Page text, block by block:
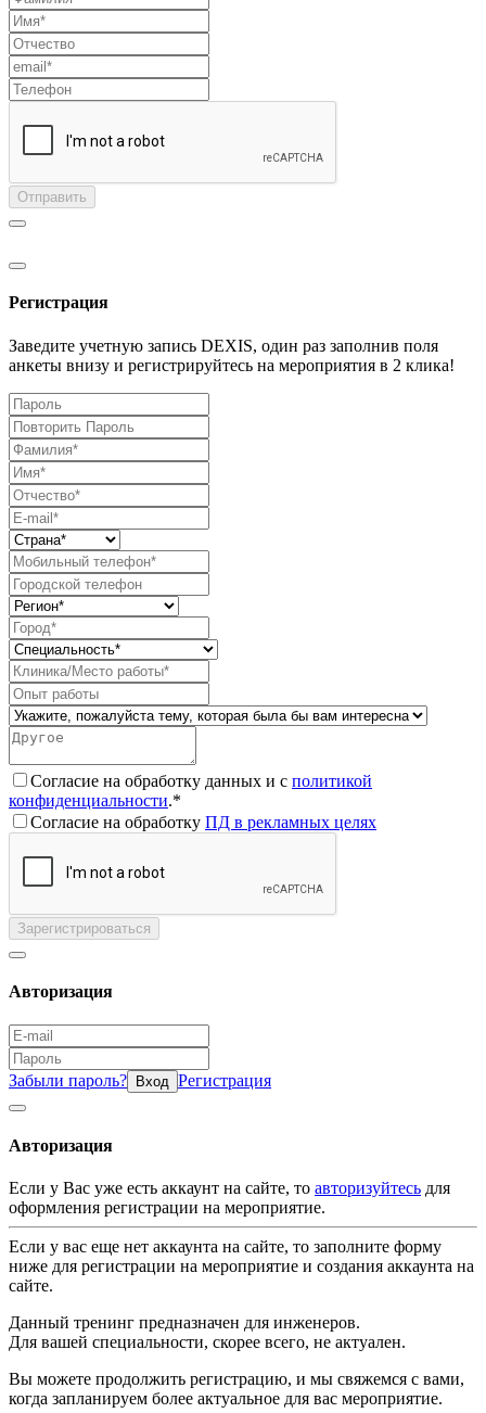
Отправить
Регистрация
Заведите учетную запись DEXIS, один раз заполнив поля
анкеты внизу и регистрируйтесь на мероприятия в 2 клика!
Согласие на обработку данных и с политикой
конфиденциальности.*
Согласие на обработку ПД в рекламных целях
Зарегистрироваться
Авторизация
Забыли пароль? Вход Регистрация
Авторизация
Если у Вас уже есть аккаунт на сайте, то авторизуйтесь для
оформления регистрации на мероприятие.
Если у вас еще нет аккаунта на сайте, то заполните форму
ниже для регистрации на мероприятие и создания аккаунта на
сайте.
Данный тренинг предназначен для инженеров.
Для вашей специальности, скорее всего, не актуален.
Вы можете продолжить регистрацию, и мы свяжемся с вами,
когда запланируем более актуальное для вас мероприятие.